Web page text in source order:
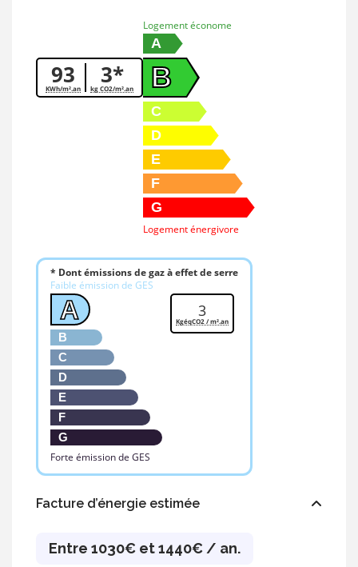
93
KWh/m².an 3*
kg CO2/m².an
Logement économe
A
B
C
D
E
F
G
Logement énergivore
* Dont émissions de gaz à effet de serre
Faible émission de GES
A
B
C
D
E
F
G
Forte émission de GES
3
KgéqCO2 / m².an
Facture d’énergie estimée
Entre 1030€ et 1440€ / an.